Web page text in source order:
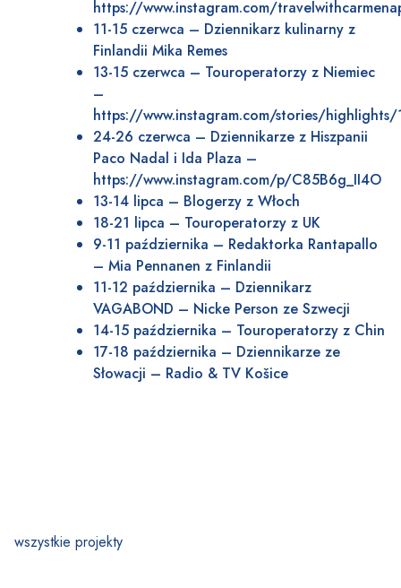
https://www.instagram.com/
11-15 czerwca – Dziennikarz kulinarny z
Finlandii Mika Remes
13-15 czerwca – Touroperatorzy z Niemiec
–
https://www.instagram.com/stories/
24-26 czerwca – Dziennikarze z Hiszpanii
Paco Nadal i Ida Plaza –
https://www.instagram.com/p/C85B6g_II4O
13-14 lipca – Blogerzy z Włoch
18-21 lipca – Touroperatorzy z UK
9-11 października – Redaktorka Rantapallo
– Mia Pennanen z Finlandii
11-12 października – Dziennikarz
VAGABOND – Nicke Person ze Szwecji
14-15 października – Touroperatorzy z Chin
17-18 października – Dziennikarze ze
Słowacji – Radio & TV Košice
wszystkie projekty